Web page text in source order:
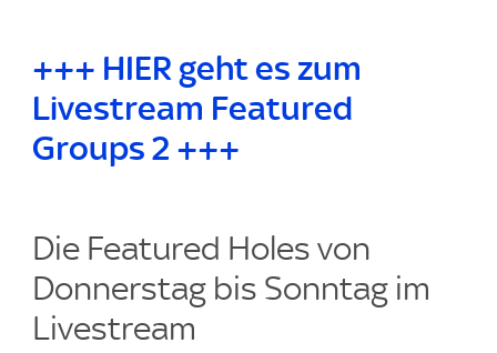
+++ HIER geht es zum
Livestream Featured
Groups 2 +++
Die Featured Holes von
Donnerstag bis Sonntag im
Livestream